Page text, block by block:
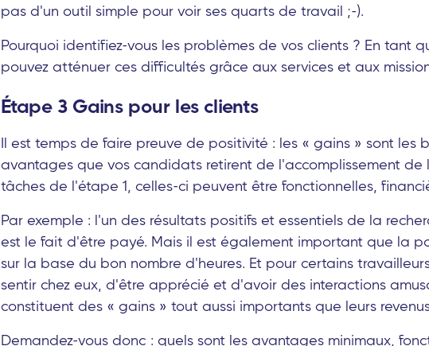
pas d'un outil simple pour voir ses quarts de travail ;-).
Pourquoi identifiez-vous les problèmes de vos clients ? En tant
pouvez atténuer ces difficultés grâce aux services et aux
Étape 3 Gains pour les clients
Il est temps de faire preuve de positivité : les « gains » sont les
avantages que vos candidats retirent de l'accomplissement de
tâches de l'étape 1, celles-ci peuvent être fonctionnelles,
Par exemple : l'un des résultats positifs et essentiels de la
est le fait d'être payé. Mais il est également important que la
sur la base du bon nombre d'heures. Et pour certains
sentir chez eux, d'être apprécié et d'avoir des interactions
constituent des « gains » tout aussi importants que leurs
Demandez-vous donc : quels sont les avantages minimaux,